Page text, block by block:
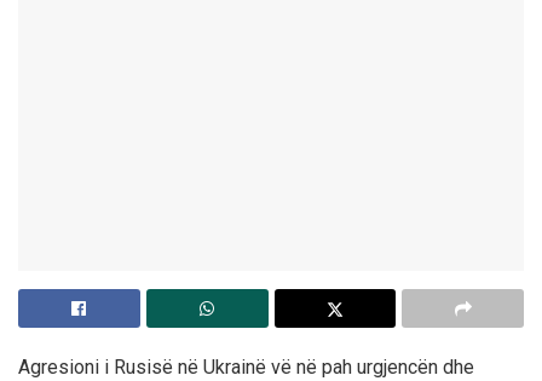
Agresioni i Rusisë në Ukrainë vë në pah urgjencën dhe